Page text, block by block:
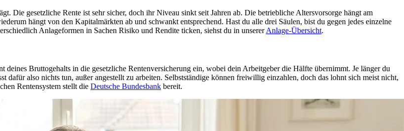
Die gesetzliche Rente ist sehr sicher, doch ihr Niveau sinkt seit Jahren ab. Die betriebliche Altersvorsorge hängt am
hängt von den Kapitalmärkten ab und schwankt entsprechend. Hast du alle drei Säulen, bist du gegen jedes einzelne
Anlageformen in Sachen Risiko und Rendite ticken, siehst du in unsererAnlage-Übersicht.
deines Bruttogehalts in die gesetzliche Rentenversicherung ein, wobei dein Arbeitgeber die Hälfte übernimmt. Je länger du
dafür also nichts tun, außer angestellt zu arbeiten. Selbstständige können freiwillig einzahlen, doch das lohnt sich meist nicht,
Rentensystem stellt die Deutsche Bundesbank bereit.